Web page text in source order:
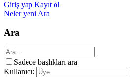
Giriş yap Kayıt ol
Neler yeni Ara
Ara
Sadece başlıkları ara
Kullanıcı: